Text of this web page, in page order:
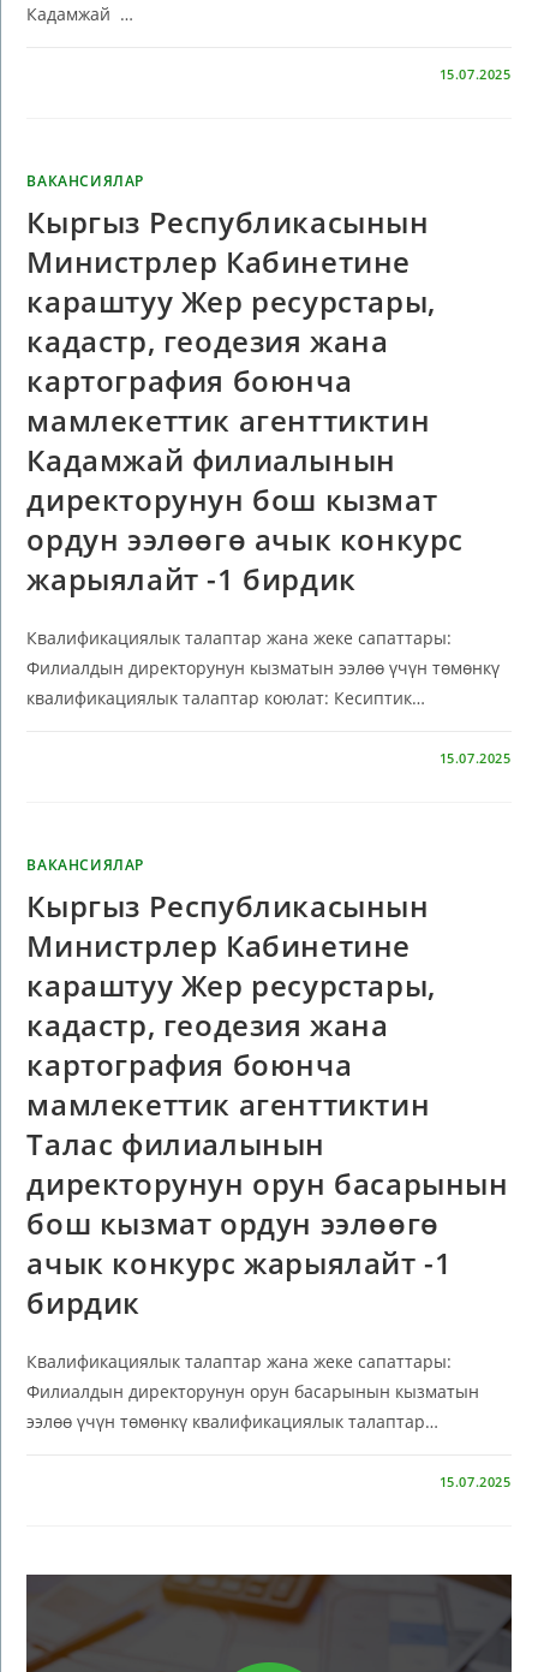
Кадамжай …
15.07.2025
ВАКАНСИЯЛАР
Кыргыз Республикасынын
Министрлер Кабинетине
караштуу Жер ресурстары,
кадастр, геодезия жана
картография боюнча
мамлекеттик агенттиктин
Кадамжай филиалынын
директорунун бош кызмат
ордун ээлөөгө ачык конкурс
жарыялайт -1 бирдик
Квалификациялык талаптар жана жеке сапаттары:
Филиалдын директорунун кызматын ээлөө үчүн төмөнкү
квалификациялык талаптар коюлат: Кесиптик…
15.07.2025
ВАКАНСИЯЛАР
Кыргыз Республикасынын
Министрлер Кабинетине
караштуу Жер ресурстары,
кадастр, геодезия жана
картография боюнча
мамлекеттик агенттиктин
Талас филиалынын
директорунун орун басарынын
бош кызмат ордун ээлөөгө
ачык конкурс жарыялайт -1
бирдик
Квалификациялык талаптар жана жеке сапаттары:
Филиалдын директорунун орун басарынын кызматын
ээлөө үчүн төмөнкү квалификациялык талаптар…
15.07.2025